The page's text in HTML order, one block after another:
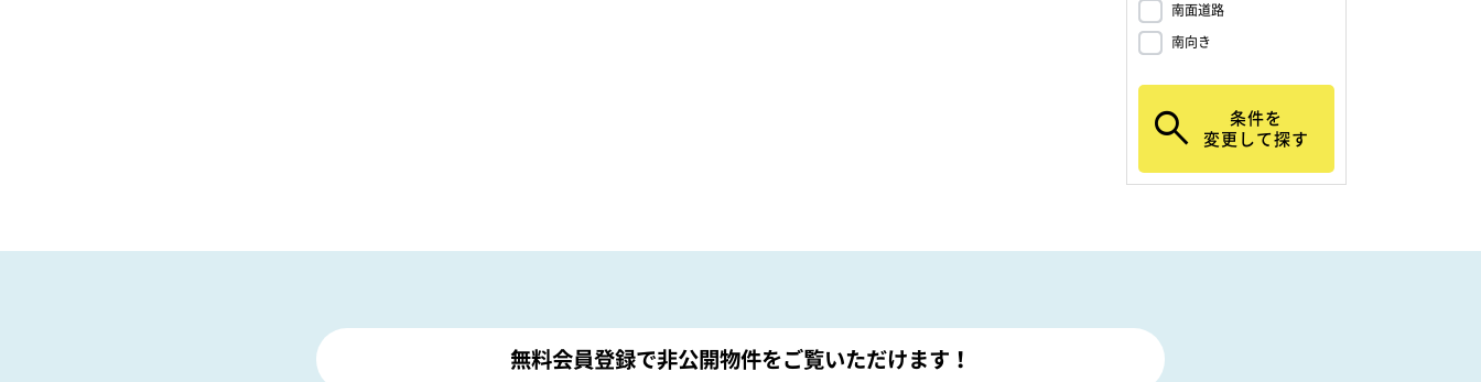
南面道路
南向き
条件を
変更して探す
無料会員登録で非公開物件をご覧いただけます！